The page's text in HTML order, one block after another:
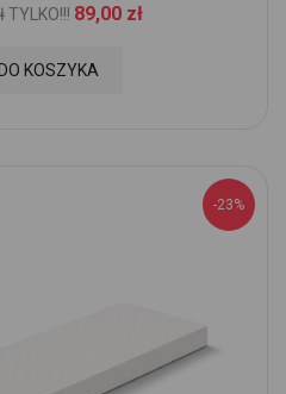
TYLKO!!! 89,00 zł
KOSZYKA
-23%